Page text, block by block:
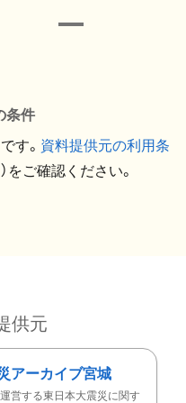
条件
す。 資料提供元の利用条
をご確認ください。
供元
アーカイブ宮城
営する東日本大震災に関す